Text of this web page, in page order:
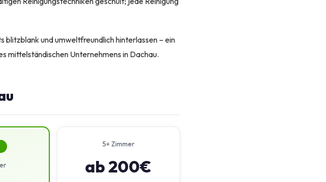
blitzblank und umweltfreundlich hinterlassen – ein
mittelständischen Unternehmens in Dachau.
5+ Zimmer
ab 200€